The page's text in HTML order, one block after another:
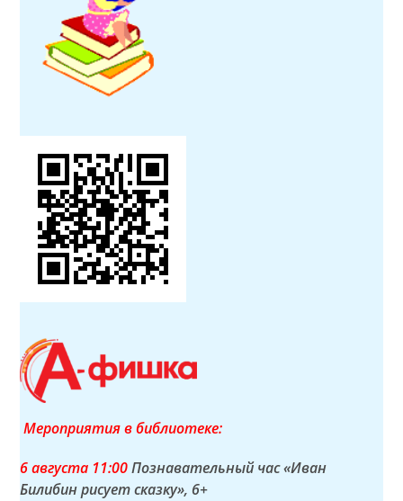
Мероприятия в библиотеке:
6 августа 11:00Познавательный час «Иван
Билибин рисует сказку», 6+